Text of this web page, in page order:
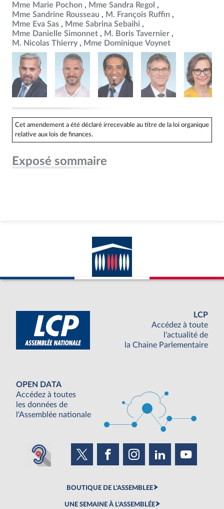
Mme Marie Pochon
Mme Sandra Regol
Mme Sandrine Rousseau
M. François Ruffin
Mme Eva Sas
Mme Sabrina Sebaihi
Mme Danielle Simonnet
M. Boris Tavernier
M. Nicolas Thierry
Mme Dominique Voynet
Cet amendement a été déclaré irrecevable au titre de la loi organique
relative aux lois de finances.
Exposé sommaire
LCP
Accédez à toute
l'actualité de
la Chaine Parlementaire
OPEN DATA
Accédez à toutes
les données de
l'Assemblée nationale
BOUTIQUE DE L'ASSEMBLEE
UNE SEMAINE À L'ASSEMBLÉE